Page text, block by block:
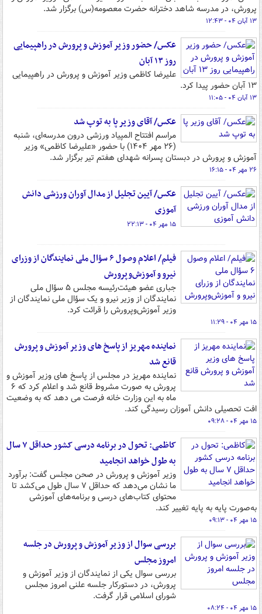
پرورش، در مدرسه شاهد دخترانه حضرت معصومه(س) برگزار شد.
۱۳ آبان ۰۴ - ۱۲:۴۳
عکس/ حضور وزیر آموزش و پرورش در راهپیمایی
روز ۱۳ آبان
علیرضا کاظمی وزیر آموزش و پرورش در راهپیمایی
۱۳ آبان حضور پیدا کرد.
۱۳ آبان ۰۴ - ۱۱:۰۵
عکس/ آقای وزیر پا به توپ شد
مراسم افتتاح المپیاد ورزشی درون مدرسه‌ای، شنبه
(۲۶ مهر ۱۴۰۴) با حضور «علیرضا کاظمی» وزیر
آموزش و پرورش در دبستان پسرانه شهدای هفتم تیر برگزار شد.
۲۶ مهر ۰۴ - ۱۶:۱۵
عکس/ آیین تجلیل از مدال‌ آوران ورزشی دانش
آموزی
۱۵ مهر ۰۴ - ۲۲:۱۳
فیلم/ اعلام وصول ۶ سؤال ملی نمایندگان از وزرای
نیرو و آموزش‌وپرورش
جباری عضو هیئت‌رئیسه مجلس ۵ سؤال ملی
نمایندگان از وزیر نیرو و یک سؤال ملی نمایندگان از
وزیر آموزش‌وپرورش را قرائت کرد.
۱۵ مهر ۰۴ - ۱۱:۲۹
نماینده مهریز از پاسخ های وزیر آموزش و پرورش
قانع شد
نماینده مهریز در مجلس از پاسخ های وزیر آموزش و
پرورش به صورت مشروط قانع شد و اعلام کرد که ۶
ماه به این وزارت خانه فرصت می دهد که به وضعیت
افت تحصیلی دانش آموزان رسیدگی کند.
۱۵ مهر ۰۴ - ۰۹:۲۸
کاظمی: تحول در برنامه درسی کشور حداقل ۷ سال
به طول خواهد انجامید
وزیر آموزش و پرورش در صحن مجلس گفت: برآورد
ما نشان می‌دهد که حداقل ۷ سال طول می‌کشد تا
محتوای کتاب‌های درسی و برنامه‌های آموزشی
به‌صورت پایه به پایه تغییر کند.
۱۵ مهر ۰۴ - ۰۹:۱۳
بررسی سوال از وزیر آموزش و پرورش در جلسه
امروز مجلس
بررسی سوال یکی از نمایندگان از وزیر آموزش و
پرورش، در دستورکار جلسه علنی امروز مجلس
شورای اسلامی قرار گرفت.
۱۵ مهر ۰۴ - ۰۸:۲۴